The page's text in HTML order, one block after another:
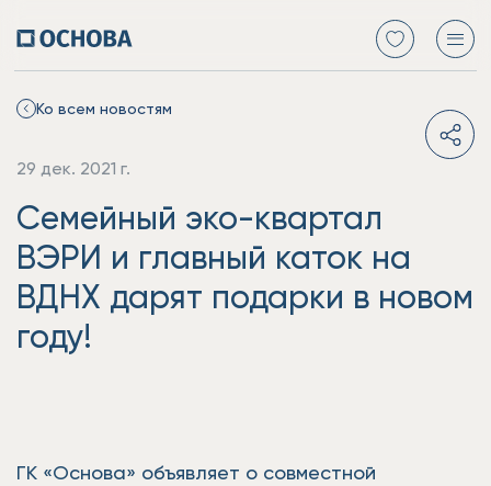
Ко всем новостям
29 дек. 2021 г.
Семейный эко-квартал
ВЭРИ и главный каток на
ВДНХ дарят подарки в новом
году!
ГК «Основа» объявляет о совместной